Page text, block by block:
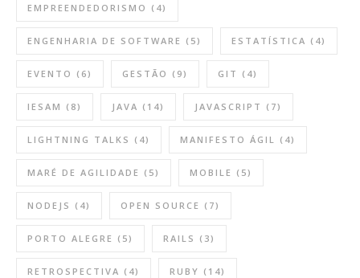
EMPREENDEDORISMO (4)
ENGENHARIA DE SOFTWARE (5) ESTATÍSTICA (4)
EVENTO (6) GESTÃO (9) GIT (4)
IESAM (8) JAVA (14) JAVASCRIPT (7)
LIGHTNING TALKS (4) MANIFESTO ÁGIL (4)
MARÉ DE AGILIDADE (5) MOBILE (5)
NODEJS (4) OPEN SOURCE (7)
PORTO ALEGRE (5) RAILS (3)
RETROSPECTIVA (4) RUBY (14)